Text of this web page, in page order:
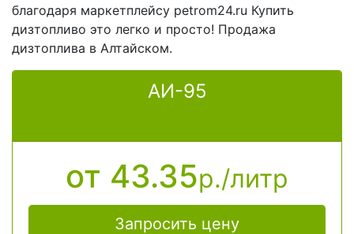
благодаря маркетплейсу petrom24.ru Купить
дизтопливо это легко и просто! Продажа
дизтоплива в Алтайском.
АИ-95
от 43.35р./литр
Запросить цену
Укажите Ваше имя
Введите номер телефона для связи
Место доставки